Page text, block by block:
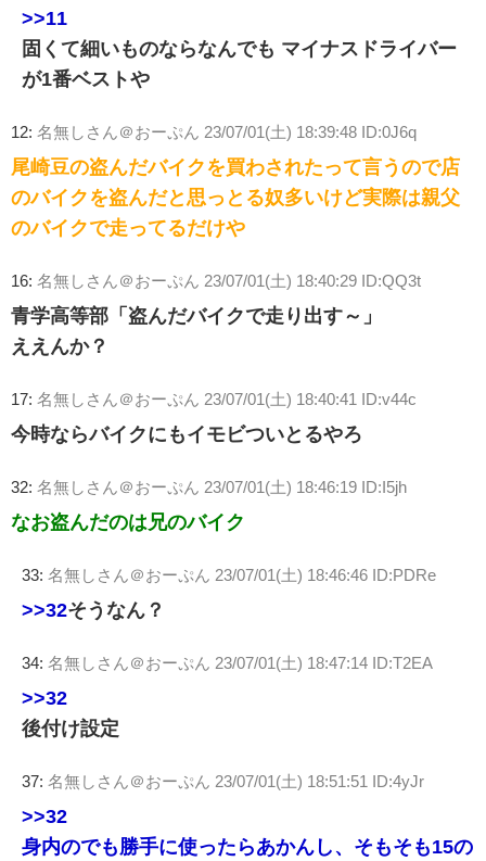
>>11
固くて細いものならなんでも マイナスドライバー
が1番ベストや
12: 名無しさん＠おーぷん 23/07/01(土) 18:39:48 ID:0J6q
尾崎豆の盗んだバイクを買わされたって言うので店
のバイクを盗んだと思っとる奴多いけど実際は親父
のバイクで走ってるだけや
16: 名無しさん＠おーぷん 23/07/01(土) 18:40:29 ID:QQ3t
青学高等部「盗んだバイクで走り出す～」
ええんか？
17: 名無しさん＠おーぷん 23/07/01(土) 18:40:41 ID:v44c
今時ならバイクにもイモビついとるやろ
32: 名無しさん＠おーぷん 23/07/01(土) 18:46:19 ID:I5jh
なお盗んだのは兄のバイク
33: 名無しさん＠おーぷん 23/07/01(土) 18:46:46 ID:PDRe
>>32そうなん？
34: 名無しさん＠おーぷん 23/07/01(土) 18:47:14 ID:T2EA
>>32
後付け設定
37: 名無しさん＠おーぷん 23/07/01(土) 18:51:51 ID:4yJr
>>32
身内のでも勝手に使ったらあかんし、そもそも15の